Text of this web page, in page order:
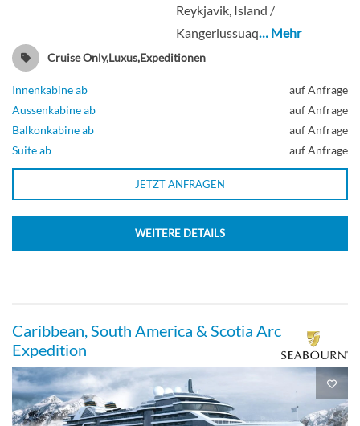
Reykjavik, Island /
Kangerlussuaq… Mehr
Cruise Only,Luxus,Expeditionen
Innenkabine ab
auf Anfrage
Aussenkabine ab
auf Anfrage
Balkonkabine ab
auf Anfrage
Suite ab
auf Anfrage
JETZT ANFRAGEN
WEITERE DETAILS
Caribbean, South America & Scotia Arc
Expedition